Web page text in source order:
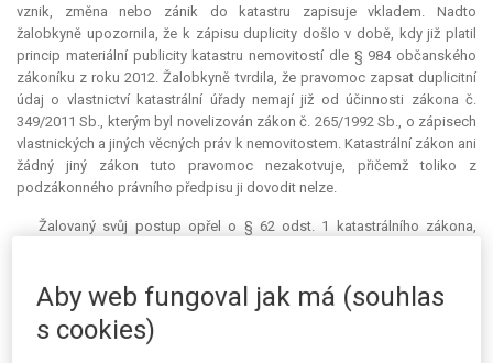
vznik, změna nebo zánik do katastru zapisuje vkladem. Nadto
žalobkyně upozornila, že k zápisu duplicity došlo v době, kdy již platil
princip materiální publicity katastru nemovitostí dle § 984 občanského
zákoníku z roku 2012. Žalobkyně tvrdila, že pravomoc zapsat duplicitní
údaj o vlastnictví katastrální úřady nemají již od účinnosti zákona č.
349/2011 Sb., kterým byl novelizován zákon č. 265/1992 Sb., o zápisech
vlastnických a jiných věcných práv k nemovitostem. Katastrální zákon ani
žádný jiný zákon tuto pravomoc nezakotvuje, přičemž toliko z
podzákonného právního předpisu ji dovodit nelze.
Žalovaný svůj postup opřel o § 62 odst. 1 katastrálního zákona,
katastrální vyhlášky. Tuto argumentaci žalobkyně považovala za
nekoherentní, neboť katastrální vyhláška byla dle jejího názoru vydána
pouze k provedení § 66 odst. 1 katastrálního zákona. Žalobkyně se též
Aby web fungoval jak má (souhlas
s cookies)